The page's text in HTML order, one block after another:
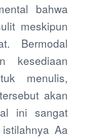
bahwa
meskipun
Bermodal
kesediaan
menulis,
akan
ini sangat
Aa